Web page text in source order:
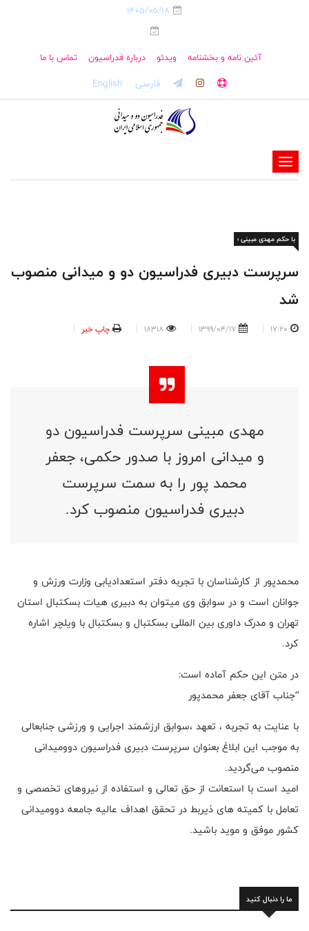
1405/05/18
آئین نامه و بخشنامه ویدئو درباره فدراسیون تماس با ما
فارسی English
-
-
-
با حکم مهدی مبینی ؛
سرپرست دبیری فدراسیون دو و میدانی منصوب
شد
17:20
1399/04/17
18318 چاپ خبر
مهدی مبینی سرپرست فدراسیون دو
و میدانی امروز با صدور حکمی، جعفر
محمد پور را به سمت سرپرست
دبیری فدراسیون منصوب کرد.
محمدپور از کارشناسان با تجربه دفتر استعدادیابی وزارت ورزش و
جوانان است و در سوابق وی میتوان به دبیری هیات بسکتبال استان
تهران و مدرک داوری بین المللی بسکتبال و بسکتبال با ویلچر اشاره
کرد.
در متن این حکم آماده است:
“جناب آقای جعفر محمدپور
با عنایت به تجربه ، تعهد ،سوابق ارزشمند اجرایی و ورزشی جنابعالی
به موجب این ابلاغ بعنوان سرپرست دبیری فدراسیون دوومیدانی
منصوب می‌گردید.
امید است با استعانت از حق تعالی و استفاده از نیروهای تخصصی و
تعامل با کمیته های ذیربط در تحقق اهداف عالیه جامعه دوومیدانی
کشور موفق و موید باشید.
ما را دنبال کنید